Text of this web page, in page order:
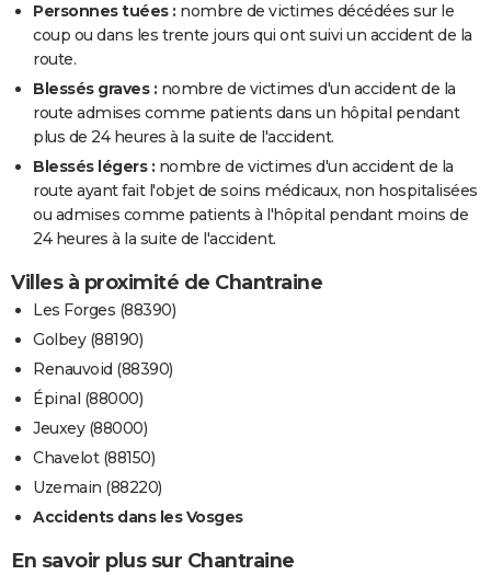
Personnes tuées : nombre de victimes décédées sur le
coup ou dans les trente jours qui ont suivi un accident de la
route.
Blessés graves : nombre de victimes d'un accident de la
route admises comme patients dans un hôpital pendant
plus de 24 heures à la suite de l'accident.
Blessés légers : nombre de victimes d'un accident de la
route ayant fait l'objet de soins médicaux, non hospitalisées
ou admises comme patients à l'hôpital pendant moins de
24 heures à la suite de l'accident.
Villes à proximité de Chantraine
Les Forges (88390)
Golbey (88190)
Renauvoid (88390)
Épinal (88000)
Jeuxey (88000)
Chavelot (88150)
Uzemain (88220)
Accidents dans les Vosges
En savoir plus sur Chantraine